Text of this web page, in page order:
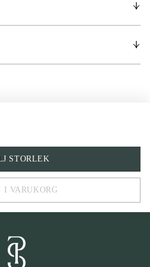
STORLEK
I VARUKORG